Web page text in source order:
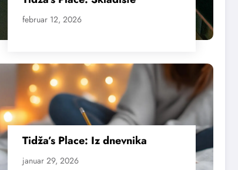
februar 12, 2026
Tidža’s Place: Iz dnevnika
januar 29, 2026